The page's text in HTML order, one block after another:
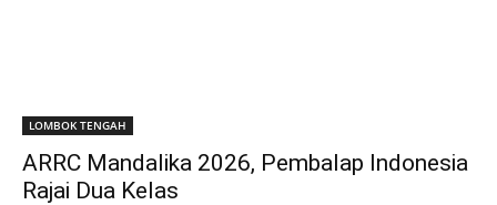
LOMBOK TENGAH
ARRC Mandalika 2026, Pembalap Indonesia
Rajai Dua Kelas